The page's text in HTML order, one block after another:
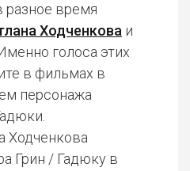
разное время
Ходченкова и
Именно голоса этих
в фильмах в
персонажа
Ходченкова
Грин / Гадюку в